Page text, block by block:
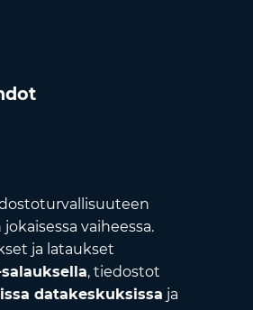
vaiheessa.
ja lataukset
salauksella, tiedostot
datakeskuksissa ja